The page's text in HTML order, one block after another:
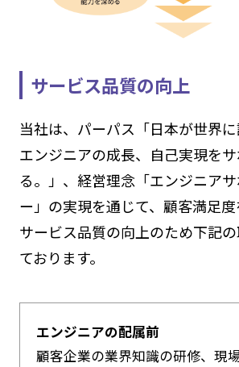
サービス品質の向上
当社は、パーパス「日本が世界
エンジニアの成長、自己実現を
る。」、経営理念「エンジニア
ー」の実現を通じて、顧客満足度
サービス品質の向上のため下記
ております。
エンジニアの配属前
顧客企業の業界知識の研修、現